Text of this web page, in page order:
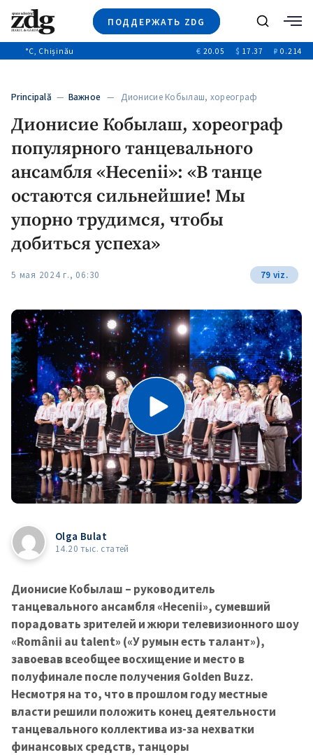
ПОДДЕРЖАТЬ ZDG
Новости
Расследования
Общество
+312
Поиск
°C, Chișinău € 20.05 $ 17.37 ₽ 0.214
Principală — Важное — Дионисие Кобылаш, хореограф
Дионисие Кобылаш, хореограф
популярного танцевального
ансамбля «Hecenii»: «В танце
остаются сильнейшие! Мы
упорно трудимся, чтобы
добиться успеха»
5 мая 2024 г., 06:30 79 viz.
Olga Bulat
14.20 тыс. статей
Дионисие Кобылаш – руководитель
танцевального ансамбля «Hecenii», сумевший
порадовать зрителей и жюри телевизионного шоу
«Românii au talent» («У румын есть талант»),
завоевав всеобщее восхищение и место в
полуфинале после получения Golden Buzz.
Несмотря на то, что в прошлом году местные
власти решили положить конец деятельности
танцевального коллектива из-за нехватки
финансовых средств, танцоры